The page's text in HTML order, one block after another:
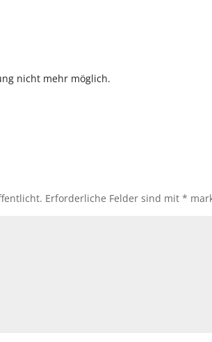
nicht mehr möglich.
Erforderliche Felder sind mit*